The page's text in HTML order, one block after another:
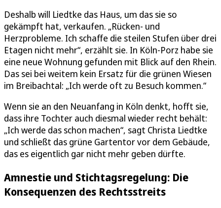
Deshalb will Liedtke das Haus, um das sie so
gekämpft hat, verkaufen. „Rücken- und
Herzprobleme. Ich schaffe die steilen Stufen über drei
Etagen nicht mehr“, erzählt sie. In Köln-Porz habe sie
eine neue Wohnung gefunden mit Blick auf den Rhein.
Das sei bei weitem kein Ersatz für die grünen Wiesen
im Breibachtal: „Ich werde oft zu Besuch kommen.“
Wenn sie an den Neuanfang in Köln denkt, hofft sie,
dass ihre Tochter auch diesmal wieder recht behält:
„Ich werde das schon machen“, sagt Christa Liedtke
und schließt das grüne Gartentor vor dem Gebäude,
das es eigentlich gar nicht mehr geben dürfte.
Amnestie und Stichtagsregelung: Die
Konsequenzen des Rechtsstreits